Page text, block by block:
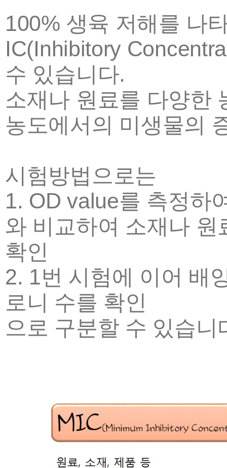
100% 생육 저해를 나
IC(Inhibitory
수 있습니다.
소재나 원료를 다양한
농도에서의 미생물의
시험방법으로는
1. OD value를 측정하
와 비교하여 소재나
확인
2. 1번 시험에 이어 배
로니 수를 확인
으로 구분할 수 있습니